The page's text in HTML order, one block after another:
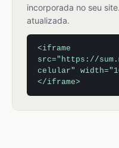
incorporada no seu
atualizada.
<iframe
src="https://
celular"
</iframe>